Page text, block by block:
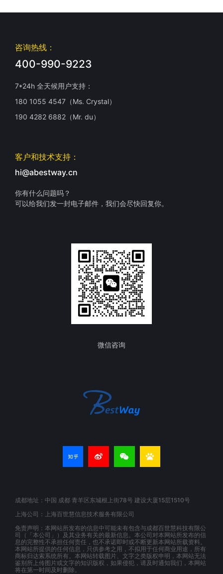
咨询热线：
400-990-9223
7*24h 全天候用户支持：
180 1055 4547（Ms. Crystal）
190 4282 6882（Mr. du）
客户和技术支持：
hi@abestway.cn
你有什么问题吗？
可以给我们发一封电子邮件，我们会尽快回复你。
微信咨询
成都地址：中国 成都 青羊区东城根上街78号 建设大厦15层1510号
上海公司：上海百世慧信息技术服务有限公司
免责声明：本网站所发布的信息中可能未有包含与成都百世慧科技有限公
司（「本公司」）及其业务有关的最新信息。本公司对本网站所发布的信
息的完整性不承担任何责任，也不承诺即时或不断更新本网站所载资料。
本网站所提供的任何信息，只供参考之用，不拟用于任何商业用途，所有
商标归达索系统所有。本网站转载图片、文字之类版权申明，本网站无法
鉴别所上传图片或文字的知识版权，如果侵犯，请及时通知我们，本网站
将在第一时间及时删除。